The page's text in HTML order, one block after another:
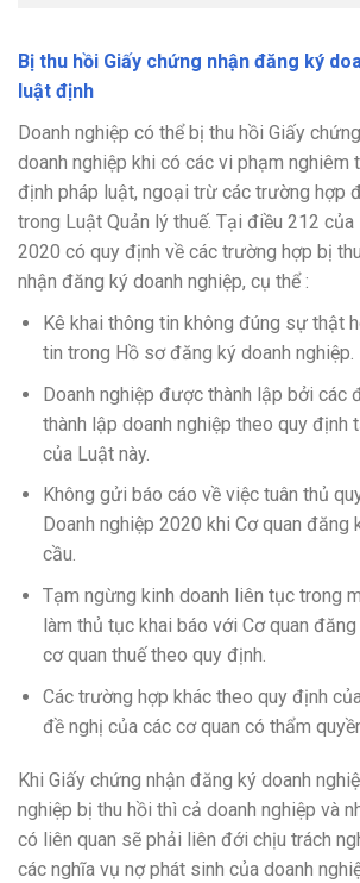
Bị thu hồi Giấy chứng nhận đăng ký
luật định
Doanh nghiệp có thể bị thu hồi Giấy
doanh nghiệp khi có các vi phạm nghiêm
định pháp luật, ngoại trừ các trường hợp
trong Luật Quản lý thuế. Tại điều 212 của
2020 có quy định về các trường hợp bị
nhận đăng ký doanh nghiệp, cụ thể :
Kê khai thông tin không đúng sự thật
tin trong Hồ sơ đăng ký doanh nghiệp.
Doanh nghiệp được thành lập bởi các
thành lập doanh nghiệp theo quy định
của Luật này.
Không gửi báo cáo về việc tuân thủ
Doanh nghiệp 2020 khi Cơ quan đăng
cầu.
Tạm ngừng kinh doanh liên tục trong
làm thủ tục khai báo với Cơ quan
cơ quan thuế theo quy định.
Các trường hợp khác theo quy định
đề nghị của các cơ quan có thẩm
Khi Giấy chứng nhận đăng ký doanh
nghiệp bị thu hồi thì cả doanh nghiệp và
có liên quan sẽ phải liên đới chịu trách
các nghĩa vụ nợ phát sinh của doanh